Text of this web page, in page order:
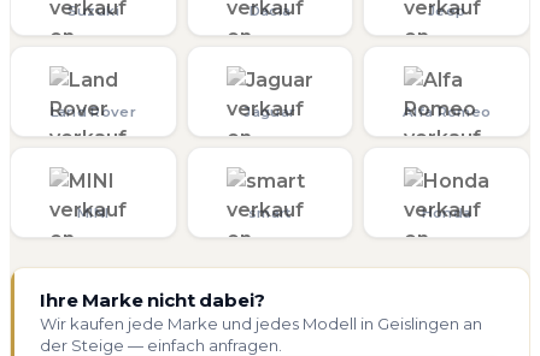
Suzuki Dacia Jeep
Land Rover Jaguar Alfa Romeo
MINI smart Honda
Ihre Marke nicht dabei?
Wir kaufen jede Marke und jedes Modell in Geislingen an
der Steige — einfach anfragen.